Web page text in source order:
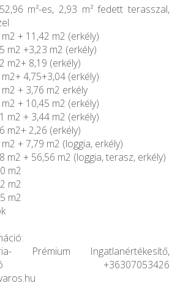
m²-es, 2,93 m² fedett terasszal,
+ 11,42 m2 (erkély)
m2 +3,23 m2 (erkély)
m2+ 8,19 (erkély)
4,75+3,04 (erkély)
+ 3,76 m2 erkély
+ 10,45 m2 (erkély)
m2 + 3,44 m2 (erkély)
m2+ 2,26 (erkély)
+ 7,79 m2 (loggia, erkély)
m2 + 56,56 m2 (loggia, terasz, erkély)
m2
m2
m2
Prémium Ingatlanértékesítő,
+36307053426